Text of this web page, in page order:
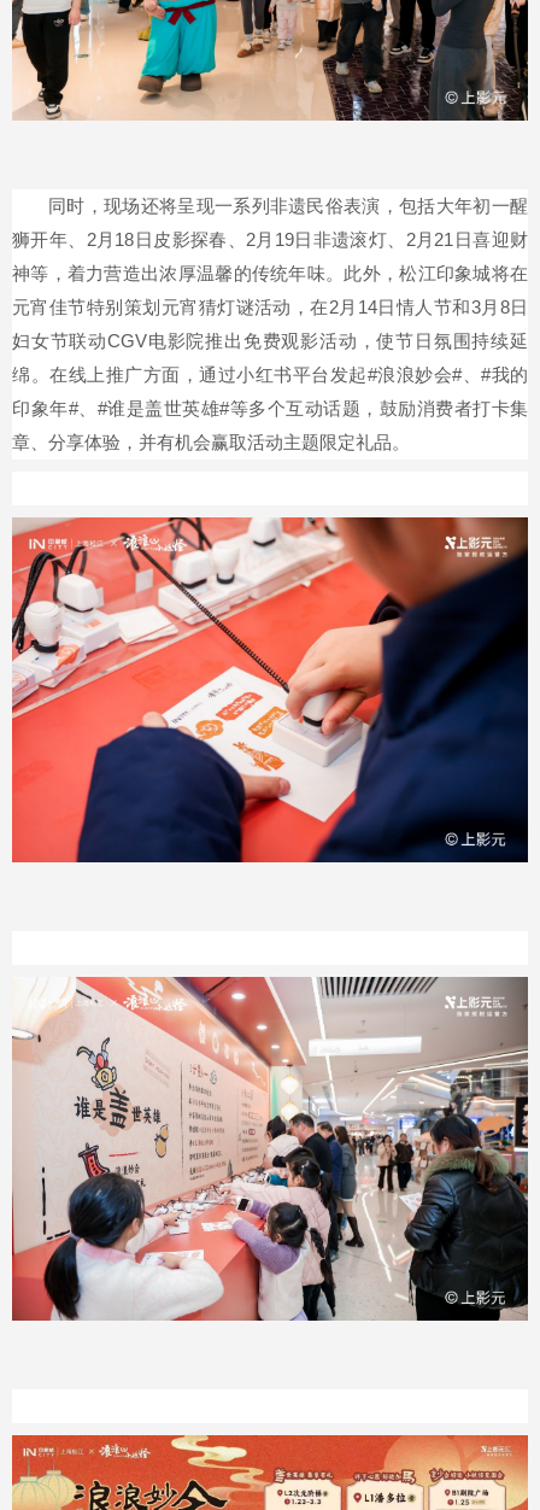
同时，现场还将呈现一系列非遗民俗表演，包括大年初一醒
狮开年、2月18日皮影探春、2月19日非遗滚灯、2月21日喜迎财
神等，着力营造出浓厚温馨的传统年味。此外，松江印象城将在
元宵佳节特别策划元宵猜灯谜活动，在2月14日情人节和3月8日
妇女节联动CGV电影院推出免费观影活动，使节日氛围持续延
绵。在线上推广方面，通过小红书平台发起#浪浪妙会#、#我的
印象年#、#谁是盖世英雄#等多个互动话题，鼓励消费者打卡集
章、分享体验，并有机会赢取活动主题限定礼品。